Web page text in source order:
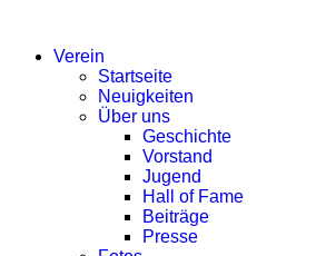
Verein
Startseite
Neuigkeiten
Über uns
Geschichte
Vorstand
Jugend
Hall of Fame
Beiträge
Presse